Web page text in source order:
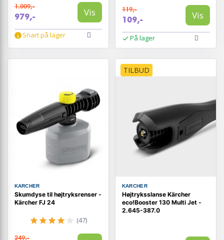
1.009,-
979,- Vis
Snart på lager
119,-
109,- Vis
På lager
KARCHER
Skumdyse til højtryksrenser -
Kärcher FJ 24
(47)
249,-
TILBUD
KARCHER
Højtryksslanse Kärcher
eco!Booster 130 Multi Jet -
2.645-387.0